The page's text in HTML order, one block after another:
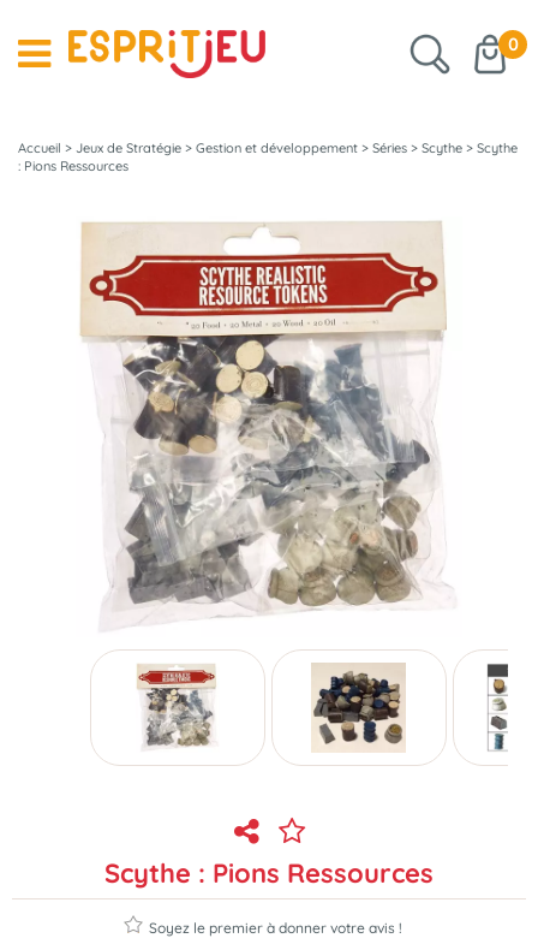
0
Accueil > Jeux de Stratégie > Gestion et développement > Séries > Scythe > Scythe
: Pions Ressources
Scythe : Pions Ressources
Soyez le premier à donner votre avis !